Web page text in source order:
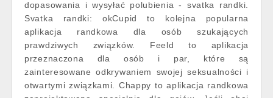
dopasowania i wysyłać polubienia - svatka randki.
Svatka randki: okCupid to kolejna popularna
aplikacja randkowa dla osób szukających
prawdziwych związków. Feeld to aplikacja
przeznaczona dla osób i par, które są
zainteresowane odkrywaniem swojej seksualności i
otwartymi związkami. Chappy to aplikacja randkowa